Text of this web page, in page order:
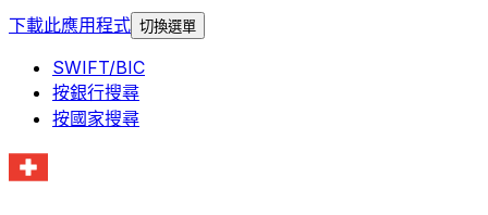
下載此應用程式 切換選單
SWIFT/BIC
按銀行搜尋
按國家搜尋